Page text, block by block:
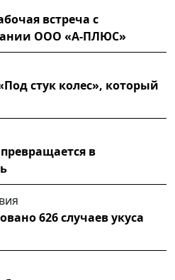
встреча с
ООО «А-ПЛЮС»
стук колес», который
в
626 случаев укуса